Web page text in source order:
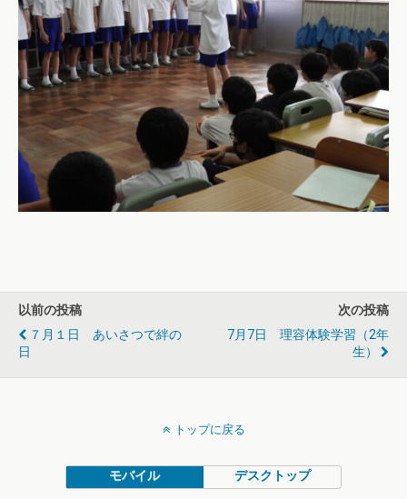
以前の投稿
７月１日 あいさつで絆の
日
次の投稿
7月7日 理容体験学習（2年
生）
トップに戻る
モバイル デスクトップ